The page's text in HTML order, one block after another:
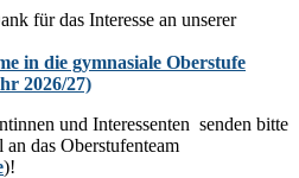
für das Interesse an unserer
in die gymnasiale Oberstufe
2026/27)
und Interessenten senden bitte
an das Oberstufenteam
)!